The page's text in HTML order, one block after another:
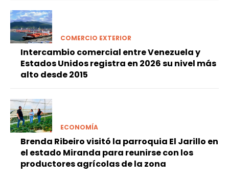
COMERCIO EXTERIOR
Intercambio comercial entre Venezuela y
Estados Unidos registra en 2026 su nivel más
alto desde 2015
ECONOMÍA
Brenda Ribeiro visitó la parroquia El Jarillo en
el estado Miranda para reunirse con los
productores agrícolas de la zona